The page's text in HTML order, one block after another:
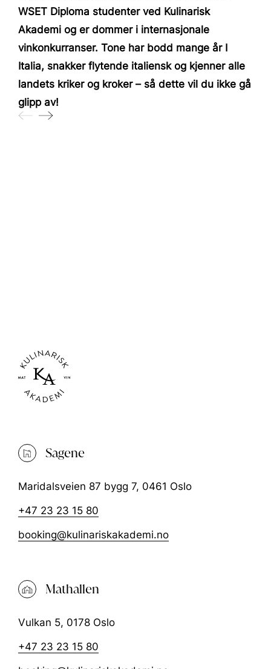
WSET Diploma studenter ved Kulinarisk
Akademi og er dommer i internasjonale
vinkonkurranser. Tone har bodd mange år I
Italia, snakker flytende italiensk og kjenner alle
landets kriker og kroker – så dette vil du ikke gå
glipp av!
Sagene
Maridalsveien 87 bygg 7, 0461 Oslo
+47 23 23 15 80
booking@kulinariskakademi.no
Mathallen
Vulkan 5, 0178 Oslo
+47 23 23 15 80